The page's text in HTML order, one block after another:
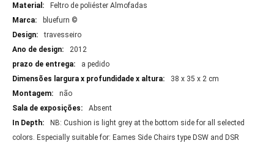
Feltro de poliéster Almofadas
bluefurn ©
travesseiro
2012
a pedido
38 x 35 x 2 cm
não
Absent
NB: Cushion is light grey at the bottom side for all selected
colors. Especially suitable for: Eames Side Chairs type DSW and DSR